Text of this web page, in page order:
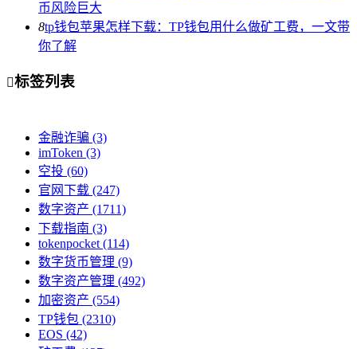
币风险巨大
8tp钱包苹果怎样下载：TP钱包用什么做矿工费，一文带
你了解
标签列表
金融诈骗 (3)
imToken (3)
空投 (60)
官网下载 (247)
数字资产 (1711)
下载指南 (3)
tokenpocket (114)
数字货币管理 (9)
数字资产管理 (492)
加密资产 (554)
TP钱包 (2310)
EOS (42)